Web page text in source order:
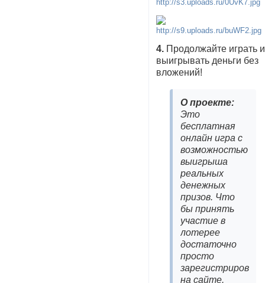
4. Продолжайте играть и
выигрывать деньги без
вложений!
О проекте:
Это
бесплатная
онлайн игра с
возможностью
выигрыша
реальных
денежных
призов. Что
бы принять
участие в
лотерее
достаточно
просто
на сайте.